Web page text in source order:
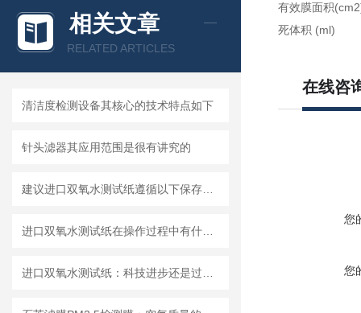
相关文章
RELATED ARTICLES
清洁度检测设备其核心的技术特点如下
针头滤器其应用范围是很有讲究的
有效膜
死体积
在线咨
您
您